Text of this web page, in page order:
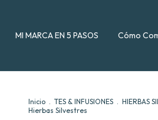
MI MARCA EN 5 PASOS Cómo
Inicio . TES & INFUSIONES . HIERBAS
Hierbas Silvestres